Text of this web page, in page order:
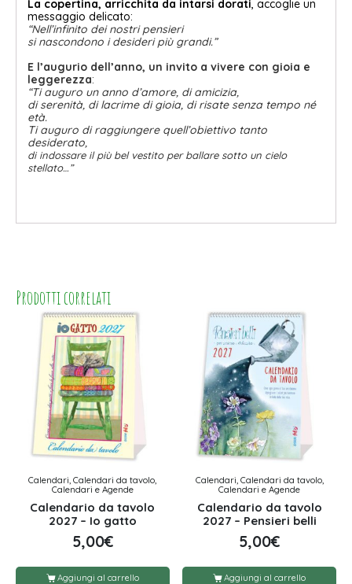
La copertina, arricchita da intarsi dorati, accoglie un
messaggio delicato:
“Nell’infinito dei nostri pensieri
si nascondono i desideri più grandi.”
E l’augurio dell’anno, un invito a vivere con gioia e
leggerezza:
“Ti auguro un anno d’amore, di amicizia,
di serenità, di lacrime di gioia, di risate senza tempo né
età.
Ti auguro di raggiungere quell’obiettivo tanto
desiderato,
di indossare il più bel vestito per ballare sotto un cielo
stellato…”
Prodotti correlati
Calendari, Calendari da tavolo,
Calendari e Agende
Calendario da tavolo
2027 – Io gatto
5,00€
Aggiungi al carrello
Calendari, Calendari da tavolo,
Calendari e Agende
Calendario da tavolo
2027 – Pensieri belli
5,00€
Aggiungi al carrello